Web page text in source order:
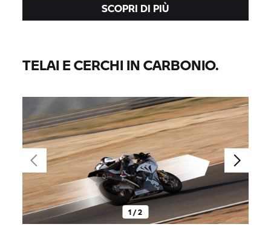
SCOPRI DI PIÙ
TELAI E CERCHI IN CARBONIO.
1 / 2